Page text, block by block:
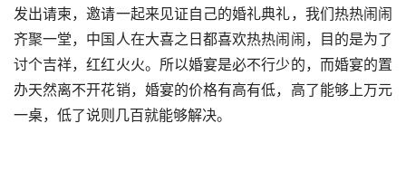
发出请柬，邀请一起来见证自己的婚礼典礼，我们热热闹闹
齐聚一堂，中国人在大喜之日都喜欢热热闹闹，目的是为了
讨个吉祥，红红火火。所以婚宴是必不行少的，而婚宴的置
办天然离不开花销，婚宴的价格有高有低，高了能够上万元
一桌，低了说则几百就能够解决。